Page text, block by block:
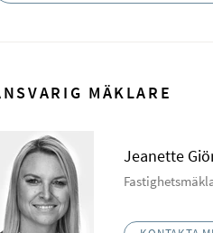
MÄKLARE
Jeanette